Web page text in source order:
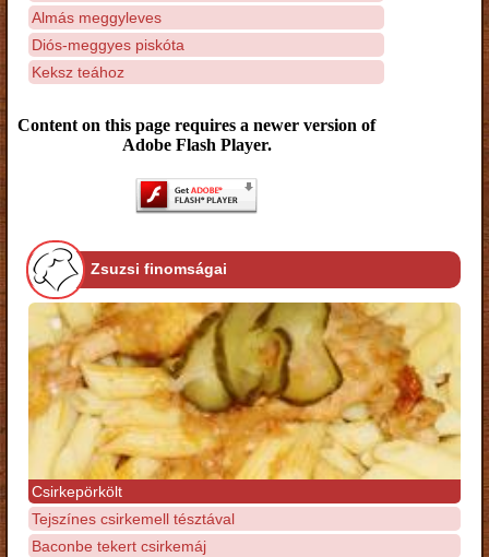
Almás meggyleves
Diós-meggyes piskóta
Keksz teához
Content on this page requires a newer version of
Adobe Flash Player.
Zsuzsi finomságai
Csirkepörkölt
Tejszínes csirkemell tésztával
Baconbe tekert csirkemáj